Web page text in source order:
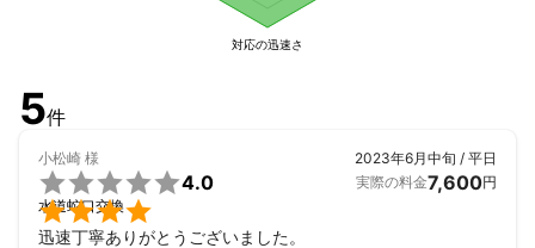
対応の迅速さ
5件
小松崎 様


4.0
水道蛇口交換
2023年6月中旬 / 平日
実際の料金7,600円
迅速丁寧ありがとうございました。